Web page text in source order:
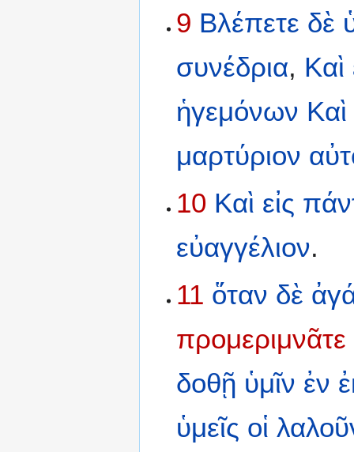
9 Βλέπετε δὲ
συνέδρια, Καὶ
ἡγεμόνων Καὶ
μαρτύριον
10 Καὶ εἰς
εὐαγγέλιον.
11 ὅταν δὲ
προμεριμνᾶτε
δοθῇ ὑμῖν ἐν
ὑμεῖς οἱ